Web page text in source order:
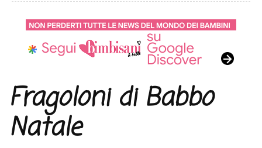
Fragoloni di Babbo
Natale